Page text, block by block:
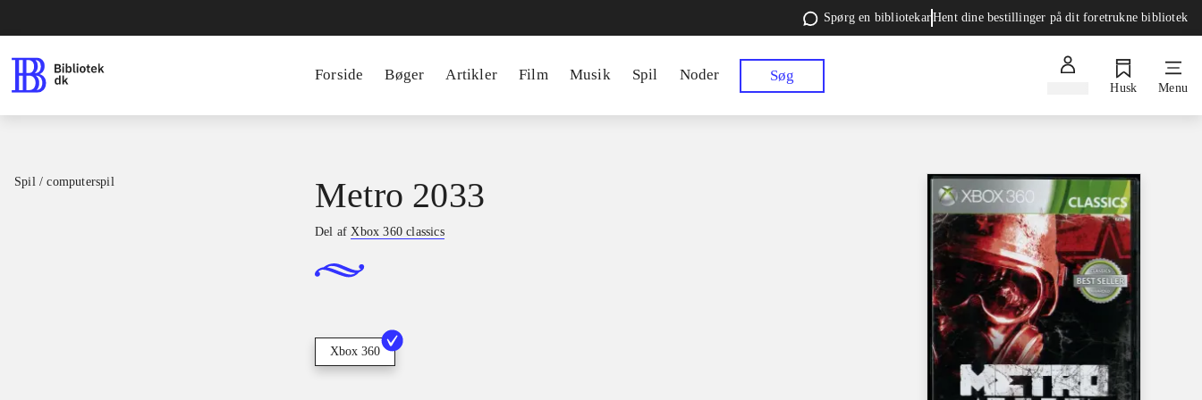
Spørg en bibliotekarHent dine bestillinger på dit foretrukne bibliotek
Forside Bøger Artikler Film Musik Spil Noder Søg
Husk Menu
Spil / computerspil Metro 2033
Del afXbox 360 classics
Xbox 360